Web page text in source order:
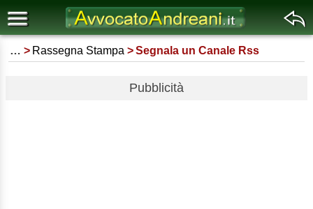
… Rassegna Stampa Segnala un Canale Rss
Pubblicità